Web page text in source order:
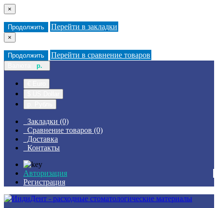
×
Продолжить Перейти в закладки
×
Продолжить Перейти в сравнение товаров
р.
Закладки (0)
Сравнение товаров (0)
Доставка
Контакты
Авторизация
Регистрация